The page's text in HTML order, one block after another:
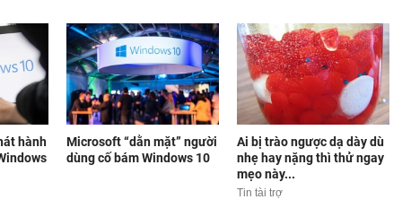
hành
Microsoft “dằn mặt” người
dùng cố bám Windows 10
Ai bị trào ngược dạ dày dù
nhẹ hay nặng thì thử ngay
mẹo này...
Tin tài trợ